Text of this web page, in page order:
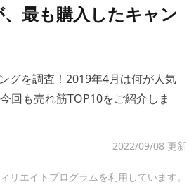
、最も購入したキャン
グを調査！2019年4月は何が人気
回も売れ筋TOP10をご紹介しま
2022/09/08 更新
リエイトプログラムを利用しています。